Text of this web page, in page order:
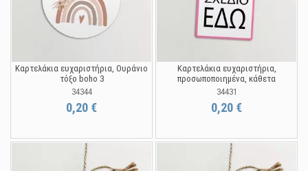
Καρτελάκια ευχαριστήρια, Ουράνιο
τόξο boho 3
34344
0,20 €
Καρτελάκια ευχαριστήρια,
προσωποποιημένα, κάθετα
34431
0,20 €